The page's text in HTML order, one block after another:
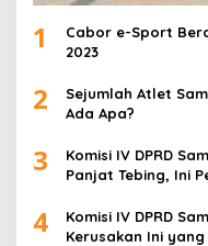
1
Cabor e-Sport
2023
2
Sejumlah Atlet
Ada Apa?
3
Komisi IV DPRD
Panjat Tebing, Ini
4
Komisi IV DPRD
Kerusakan Ini